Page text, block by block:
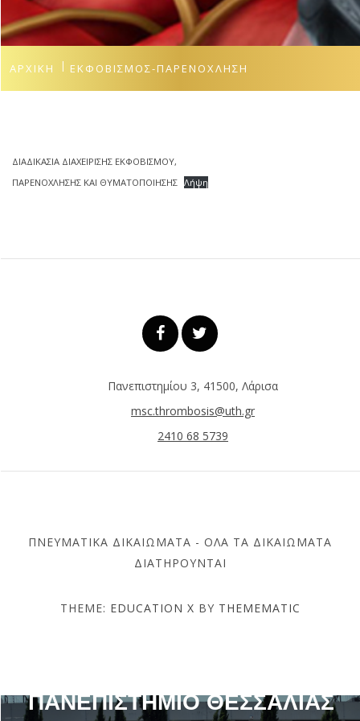
ΑΡΧΙΚΉ ΕΚΦΟΒΙΣΜΌΣ-ΠΑΡΕΝΌΧΛΗΣΗ
ΔΙΑΔΙΚΑΣΙΑ ΔΙΑΧΕΙΡΙΣΗΣ ΕΚΦΟΒΙΣΜΟΥ,
ΠΑΡΕΝΟΧΛΗΣΗΣ ΚΑΙ ΘΥΜΑΤΟΠΟΙΗΣΗΣ Λήψη
Πανεπιστημίου 3, 41500, Λάρισα
msc.thrombosis@uth.gr
2410 68 5739
ΠΝΕΥΜΑΤΙΚΆ ΔΙΚΑΙΏΜΑΤΑ - ΌΛΑ ΤΑ ΔΙΚΑΙΏΜΑΤΑ
ΔΙΑΤΗΡΟΎΝΤΑΙ
THEME: EDUCATION XBY THEMEMATIC
ΠΑΝΕΠΙΣΤΉΜΙΟ ΘΕΣΣΑΛΊΑΣ